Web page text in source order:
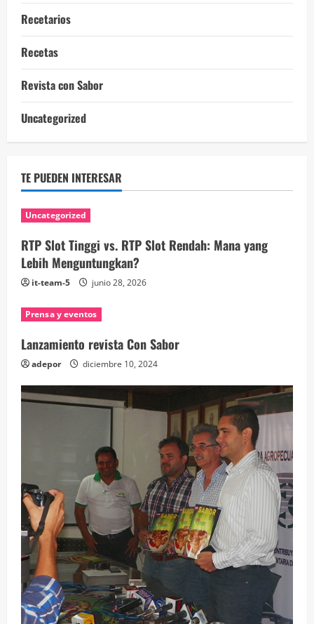
Recetarios
Recetas
Revista con Sabor
Uncategorized
TE PUEDEN INTERESAR
Uncategorized
RTP Slot Tinggi vs. RTP Slot Rendah: Mana yang
Lebih Menguntungkan?
it-team-5 junio 28, 2026
Prensa y eventos
Lanzamiento revista Con Sabor
adepor diciembre 10, 2024